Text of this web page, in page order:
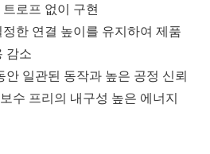
로프 없이 구현
한 연결 높이를 유지하여 제품
감소
안 일관된 동작과 높은 공정 신뢰
수 프리의 내구성 높은 에너지